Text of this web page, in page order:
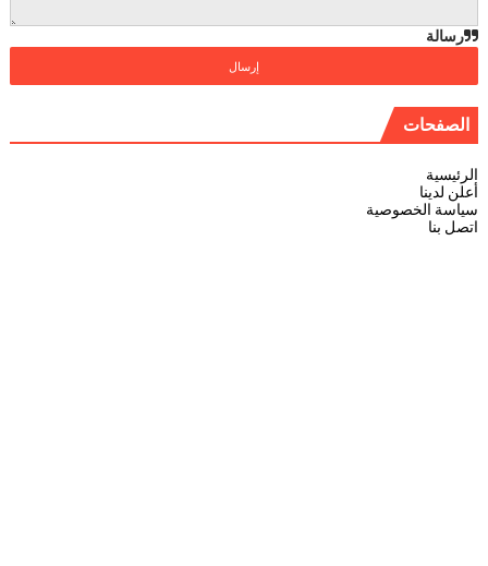
رسالة
الصفحات
الرئيسية
أعلن لدينا
سياسة الخصوصية
اتصل بنا